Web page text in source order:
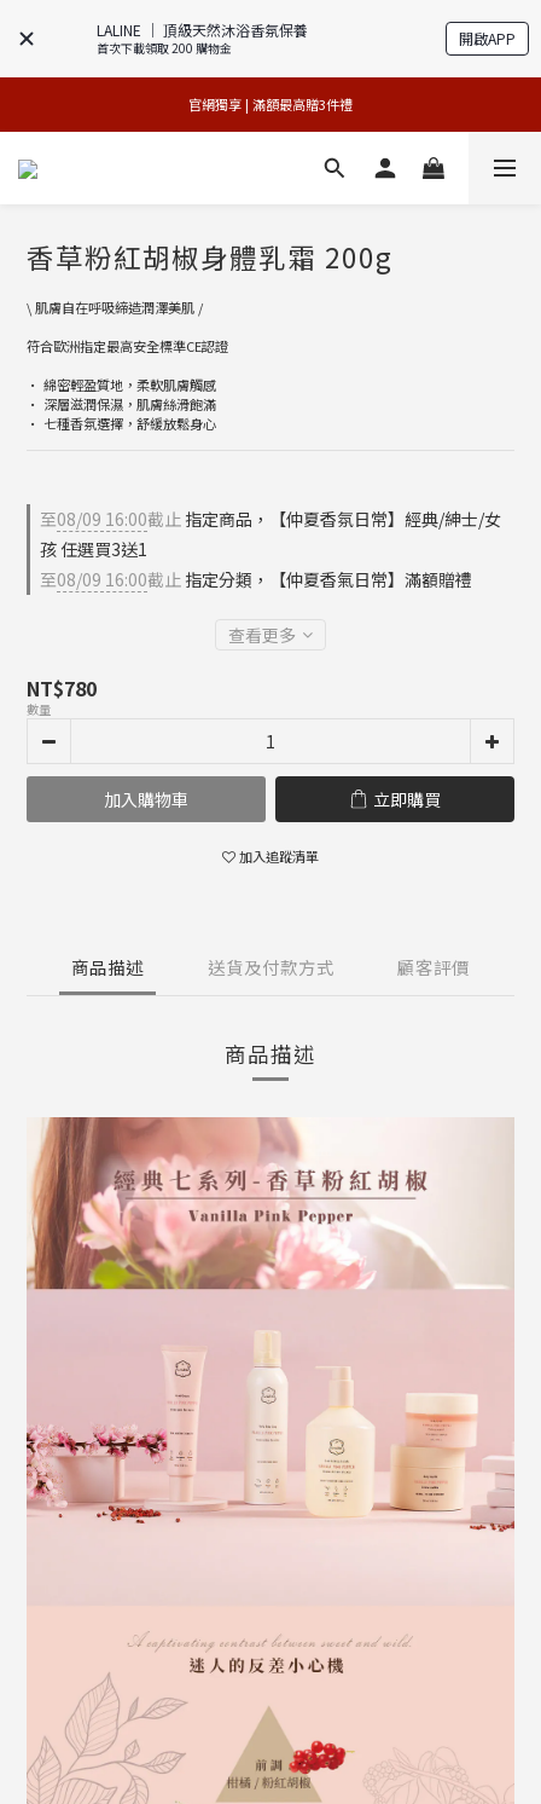
LALINE │ 頂級天然沐浴香氛保養
首次下載領取 200 購物金 開啟APP
官網獨享 | 滿額最高贈3件禮
官網獨享 | 滿額最高贈3件禮
專櫃加碼活動 | 舊包裝限時限量5折搶購
官網獨享 | 滿額最高贈3件禮
香草粉紅胡椒身體乳霜 200g
\ 肌膚自在呼吸締造潤澤美肌 /
符合歐洲指定最高安全標準CE認證
• 綿密輕盈質地，柔軟肌膚觸感
• 深層滋潤保濕，肌膚絲滑飽滿
• 七種香氛選擇，舒緩放鬆身心
至08/09 16:00截止 指定商品，【仲夏香氛日常】經典/紳士/女
孩 任選買3送1
至08/09 16:00截止 指定分類，【仲夏香氣日常】滿額贈禮
查看更多
NT$780
數量
加入購物車 立即購買
加入追蹤清單
商品描述 送貨及付款方式 顧客評價
商品描述